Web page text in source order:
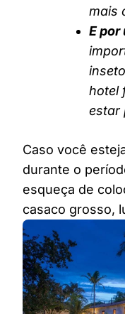
mais
E por
hotel
estar
Caso você
durante o
esqueça de
casaco grosso,